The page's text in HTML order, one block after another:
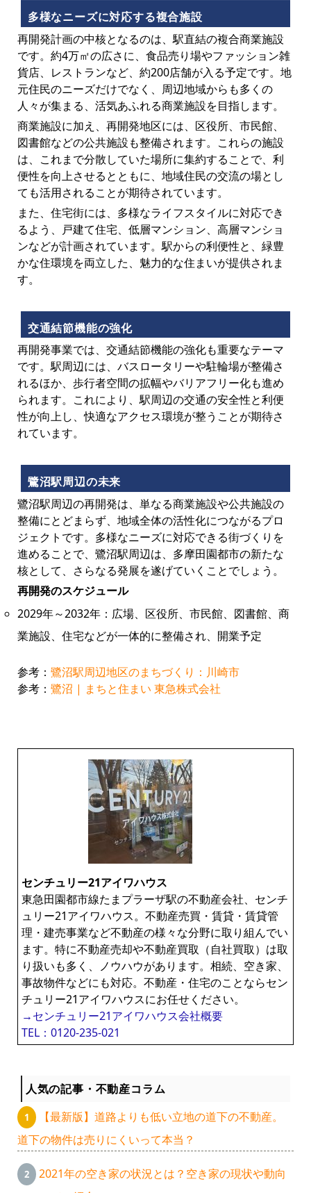
多様なニーズに対応する複合施設
再開発計画の中核となるのは、駅直結の複合商業施設
です。約4万㎡の広さに、食品売り場やファッション雑
貨店、レストランなど、約200店舗が入る予定です。地
元住民のニーズだけでなく、周辺地域からも多くの
人々が集まる、活気あふれる商業施設を目指します。
商業施設に加え、再開発地区には、区役所、市民館、
図書館などの公共施設も整備されます。これらの施設
は、これまで分散していた場所に集約することで、利
便性を向上させるとともに、地域住民の交流の場とし
ても活用されることが期待されています。
また、住宅街には、多様なライフスタイルに対応でき
るよう、戸建て住宅、低層マンション、高層マンショ
ンなどが計画されています。駅からの利便性と、緑豊
かな住環境を両立した、魅力的な住まいが提供されま
す。
交通結節機能の強化
再開発事業では、交通結節機能の強化も重要なテーマ
です。駅周辺には、バスロータリーや駐輪場が整備さ
れるほか、歩行者空間の拡幅やバリアフリー化も進め
られます。これにより、駅周辺の交通の安全性と利便
性が向上し、快適なアクセス環境が整うことが期待さ
れています。
鷺沼駅周辺の未来
鷺沼駅周辺の再開発は、単なる商業施設や公共施設の
整備にとどまらず、地域全体の活性化につながるプロ
ジェクトです。多様なニーズに対応できる街づくりを
進めることで、鷺沼駅周辺は、多摩田園都市の新たな
核として、さらなる発展を遂げていくことでしょう。
再開発のスケジュール
2029年～2032年：広場、区役所、市民館、図書館、商
業施設、住宅などが一体的に整備され、開業予定
参考： 鷺沼駅周辺地区のまちづくり：川崎市
参考： 鷺沼 | まちと住まい 東急株式会社
センチュリー21アイワハウス
東急田園都市線たまプラーザ駅の不動産会社、センチ
ュリー21アイワハウス。不動産売買・賃貸・賃貸管
理・建売事業など不動産の様々な分野に取り組んでい
ます。特に不動産売却や不動産買取（自社買取）は取
り扱いも多く、ノウハウがあります。相続、空き家、
事故物件などにも対応。不動産・住宅のことならセン
チュリー21アイワハウスにお任せください。
→センチュリー21アイワハウス会社概要
TEL：0120-235-021
人気の記事・不動産コラム
【最新版】道路よりも低い立地の道下の不動産。
道下の物件は売りにくいって本当？
2021年の空き家の状況とは？空き家の現状や動向